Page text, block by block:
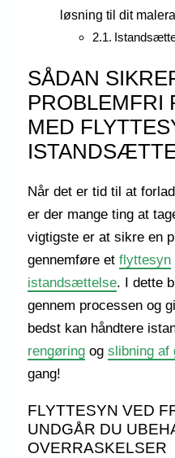
løsning til dit
SÅDAN
PROBLEMFRI
MED
Når det er tid til at
er der mange ting at
vigtigste er at sikre en
gennemføre etflyttesyn
istandsættelse. I dette
gennem processen og
bedst kan håndtere
rengøring ogslibning af
gang!
FLYTTESYN VED
UNDGÅR DU
OVERRASKELSER